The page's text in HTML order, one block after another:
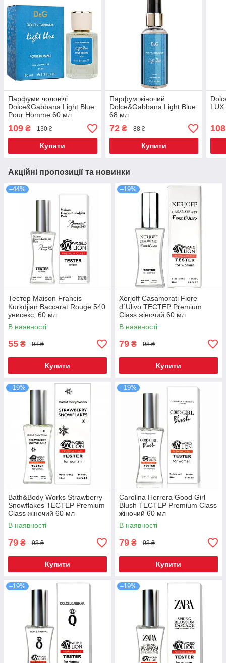
Парфуми чоловічі
Dolce&Gabbana Light Blue
Pour Homme 60 мл
109 ₴ 130 ₴
Купити
Парфум жіночий
Dolce&Gabbana Light Blue
68 мл
72₴ 88 ₴
Купити
LUX
108
Акційні пропозиції та новинки
–44%
Тестер Maison Francis
Kurkdjian Baccarat Rouge 540
унисекс, 60 мл
В наявності
55 ₴ 98 ₴
Купити
–19%
Xerjoff Casamorati Fiore
d`Ulivo ТЕСТЕР Premium
Class жіночий 60 мл
В наявності
79 ₴ 98 ₴
Купити
–19%
Bath&Body Works Strawberry
Snowflakes TECТЕР Premium
Class жіночий 60 мл
В наявності
79 ₴ 98 ₴
Купити
–19%
Carolina Herrera Good Girl
Blush TECТЕР Premium Class
жіночий 60 мл
В наявності
79 ₴ 98 ₴
Купити
–19% –19%